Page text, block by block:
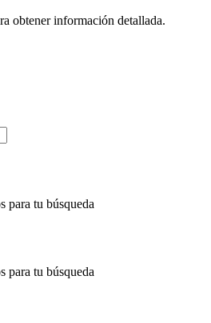
obtener información detallada.
para tu búsqueda
para tu búsqueda